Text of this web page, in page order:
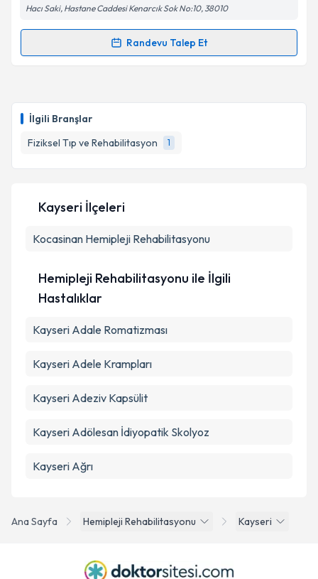
İlgili Branşlar
Fiziksel Tıp ve Rehabilitasyon
1
Hacı Saki, Hastane Caddesi Kenarcık Sok No:10, 38010
Randevu Talep Et
Randevu Takvimi Talebi
takvim hazırlandığında e-posta ile bilgilendireceğiz.
Metni'ni okudum ve kişisel verilerimin belirtilen
Ana Sayfa Hemipleji Rehabilitasyonu Kayseri
Kayseri İlçeleri
Kocasinan Hemipleji Rehabilitasyonu
Hemipleji Rehabilitasyonu ile İlgili
Hastalıklar
Kayseri Adale Romatizması
Kayseri Adele Krampları
Kayseri Adeziv Kapsülit
Kayseri Adölesan İdiyopatik Skolyoz
Kayseri Ağrı